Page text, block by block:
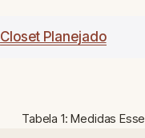
Closet Planejado
Tabela 1: Medidas